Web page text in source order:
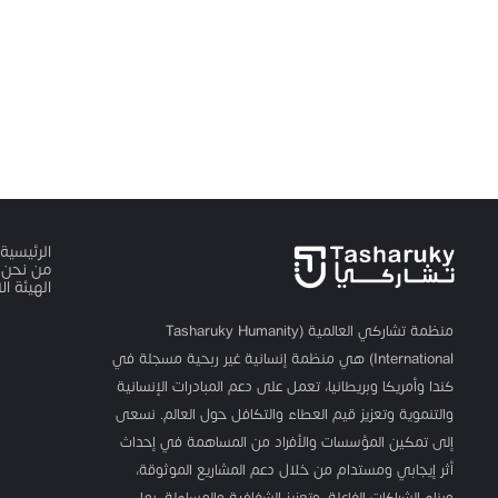
منظمة تشاركي العالمية (Tasharuky Humanity
International) هي منظمة إنسانية غير ربحية مسجلة في
كندا وأمريكا وبريطانيا، تعمل على دعم المبادرات الإنسانية
والتنموية وتعزيز قيم العطاء والتكافل حول العالم. نسعى
إلى تمكين المؤسسات والأفراد من المساهمة في إحداث
أثر إيجابي ومستدام من خلال دعم المشاريع الموثوقة،
الرئيسية
من نحن
الهيئة